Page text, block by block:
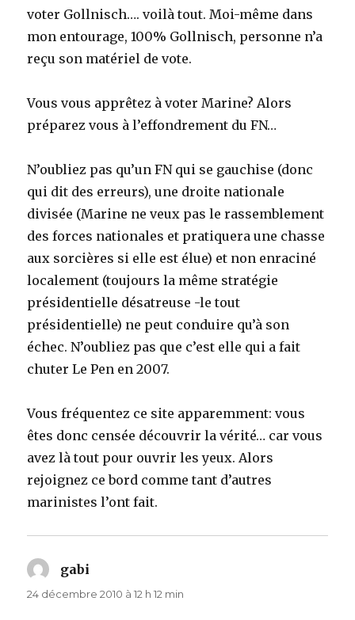
voter Gollnisch…. voilà tout. Moi-même dans
mon entourage, 100% Gollnisch, personne n’a
reçu son matériel de vote.
Vous vous apprêtez à voter Marine? Alors
préparez vous à l’effondrement du FN…
N’oubliez pas qu’un FN qui se gauchise (donc
qui dit des erreurs), une droite nationale
divisée (Marine ne veux pas le rassemblement
des forces nationales et pratiquera une chasse
aux sorcières si elle est élue) et non enraciné
localement (toujours la même stratégie
présidentielle désatreuse -le tout
présidentielle) ne peut conduire qu’à son
échec. N’oubliez pas que c’est elle qui a fait
chuter Le Pen en 2007.
Vous fréquentez ce site apparemment: vous
êtes donc censée découvrir la vérité… car vous
avez là tout pour ouvrir les yeux. Alors
rejoignez ce bord comme tant d’autres
marinistes l’ont fait.
gabi
24 décembre 2010 à 12 h 12 min